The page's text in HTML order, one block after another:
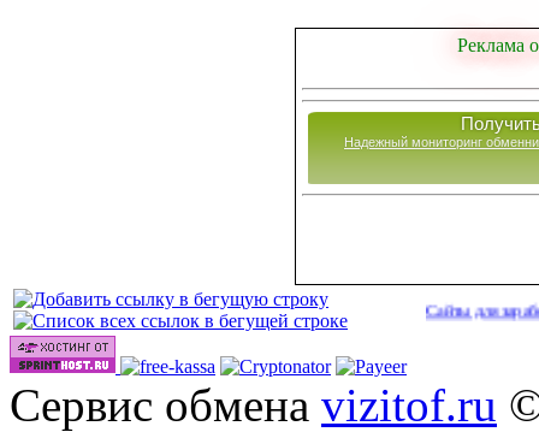
Реклама
Надежный мониторинг
Сайты для заработка в
Сервис обмена vizitof.ru